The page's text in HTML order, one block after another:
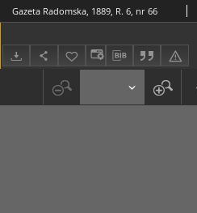
Gazeta Radomska, 1889, R. 6, nr 66